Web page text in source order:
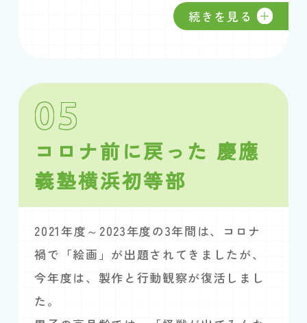
続きを見る
05
コロナ前に戻った 慶應
義塾横浜初等部
2021年度～2023年度の3年間は、コロナ
禍で「絵画」が出題されてきましたが、
今年度は、製作と行動観察が復活しまし
た。